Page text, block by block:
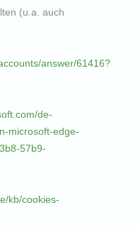
(u.a. auch
answer/61416?
de-
microsoft-edge-
57b9-
kb/cookies-